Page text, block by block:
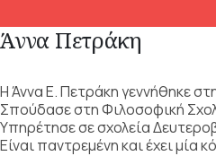
Άννα Πετράκη
Η Άννα Ε. Πετράκη γεννήθηκε
Σπούδασε στη Φιλοσοφική
Υπηρέτησε σε σχολεία
Είναι παντρεμένη και έχει μία